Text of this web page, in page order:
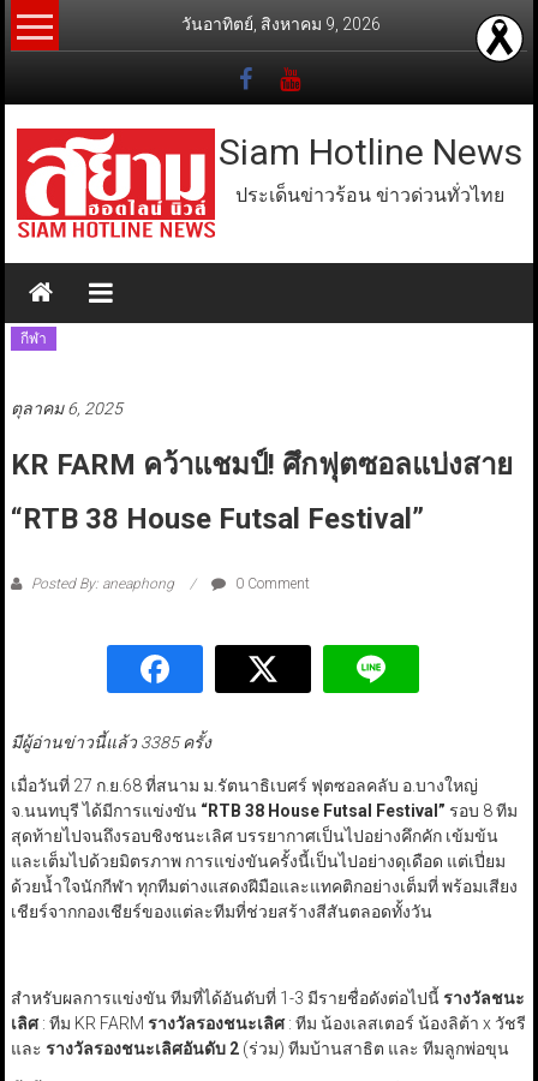
Skip
to
วันอาทิตย์, สิงหาคม 9, 2026
Siam Hotline News
ประเด็นข่าวร้อน ข่าวด่วนทั่วไทย
กีฬา
ตุลาคม 6, 2025
KR FARM คว้าแชมป์! ศึกฟุตซอลแบ่งสาย
“RTB 38 House Futsal Festival”
Posted By: aneaphong 0 Comment
มีผู้อ่านข่าวนี้แล้ว 3385 ครั้ง
เมื่อวันที่ 27 ก.ย.68 ที่สนาม ม.รัตนาธิเบศร์ ฟุตซอลคลับ อ.บางใหญ่
จ.นนทบุรี ได้มีการแข่งขัน “RTB 38 House Futsal Festival” รอบ 8 ทีม
สุดท้ายไปจนถึงรอบชิงชนะเลิศ บรรยากาศเป็นไปอย่างคึกคัก เข้มข้น
และเต็มไปด้วยมิตรภาพ การแข่งขันครั้งนี้เป็นไปอย่างดุเดือด แต่เปี่ยม
ด้วยน้ำใจนักกีฬา ทุกทีมต่างแสดงฝีมือและแทคติกอย่างเต็มที่ พร้อมเสียง
เชียร์จากกองเชียร์ของแต่ละทีมที่ช่วยสร้างสีสันตลอดทั้งวัน
สำหรับผลการแข่งขัน ทีมที่ได้อันดับที่ 1-3 มีรายชื่อดังต่อไปนี้รางวัลชนะ
เลิศ: ทีม KR FARM รางวัลรองชนะเลิศ: ทีม น้องเลสเตอร์ น้องลิต้า x วัชรี
และ รางวัลรองชนะเลิศอันดับ 2(ร่วม) ทีมบ้านสาธิต และ ทีมลูกพ่อขุน